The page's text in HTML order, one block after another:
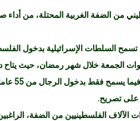
الف فلسطيني من الضفة الغربية المحتلة،
السلطات الإسرائيلية بدخول
تصريح.
الآلاف الفلسطينيين من الضفة،